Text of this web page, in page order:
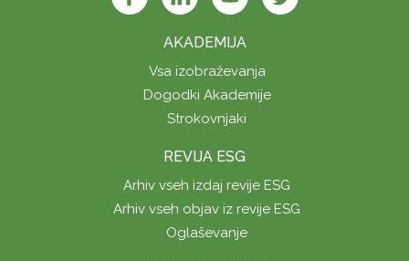
AKADEMIJA
Vsa izobraževanja
Dogodki Akademije
Strokovnjaki
REVIJA ESG
Arhiv vseh izdaj revije ESG
Arhiv vseh objav iz revije ESG
Oglaševanje